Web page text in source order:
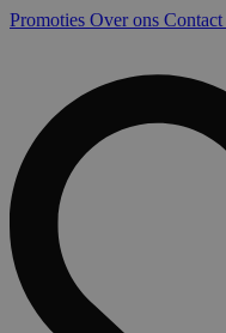
Promoties Over ons Contact